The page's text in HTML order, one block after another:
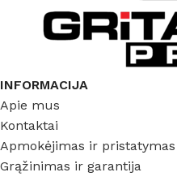
INFORMACIJA
Apie mus
Kontaktai
Apmokėjimas ir pristatymas
Grąžinimas ir garantija